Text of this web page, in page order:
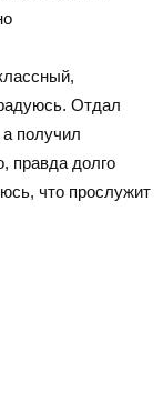
Отдал
получил
правда долго
что прослужит